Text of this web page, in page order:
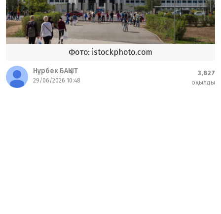
Фото: istockphoto.com
Нұрбек БАҚЫТ
29/06/2026 10:48
3,827
оқылды